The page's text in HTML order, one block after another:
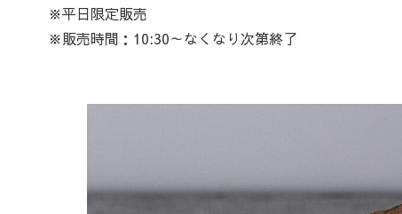
※平日限定販売
※販売時間：10:30～なくなり次第終了